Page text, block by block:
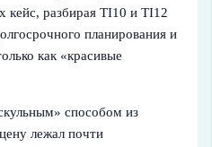
кейс, разбирая TI10 и TI12
планирования и
как «красивые
способом из
лежал почти